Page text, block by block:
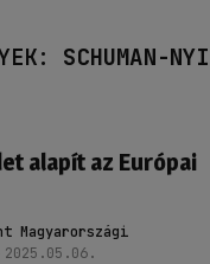
SCHUMAN-
alapít az Európai
Magyarországi
2025.05.06.